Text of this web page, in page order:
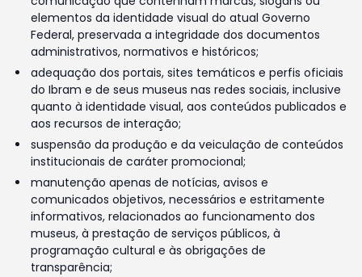
elementos da identidade visual do atual Governo
Federal, preservada a integridade dos documentos
administrativos, normativos e históricos;
adequação dos portais, sites temáticos e perfis oficiais
do Ibram e de seus museus nas redes sociais, inclusive
quanto à identidade visual, aos conteúdos publicados e
aos recursos de interação;
suspensão da produção e da veiculação de conteúdos
institucionais de caráter promocional;
manutenção apenas de notícias, avisos e
comunicados objetivos, necessários e estritamente
informativos, relacionados ao funcionamento dos
museus, à prestação de serviços públicos, à
programação cultural e às obrigações de
transparência;